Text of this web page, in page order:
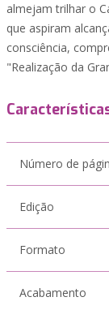
almejam trilhar o
que aspiram
consciência,
"Realização da
Número de
Edição
Formato
Acabamento